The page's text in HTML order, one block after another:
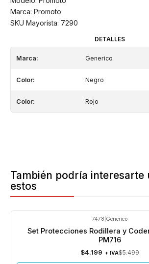
Marca: Promoto
SKU Mayorista: 7290
DETALLES
Marca: Generico
Color: Negro
Color: Rojo
También podría interesarte
estos
7478 Generico
Set Protecciones Rodillera y
PM716
$4.199 + IVA$5.499